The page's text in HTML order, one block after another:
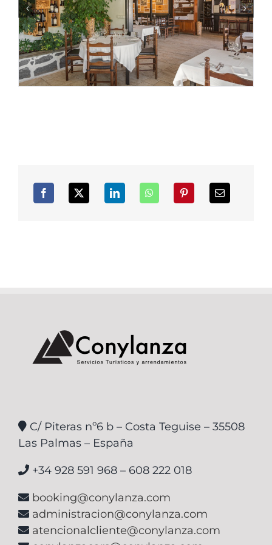
C/ Piteras nº6 b – Costa Teguise – 35508
Las Palmas – España
+34 928 591 968 – 608 222 018
booking@conylanza.com
administracion@conylanza.com
atencionalcliente@conylanza.com